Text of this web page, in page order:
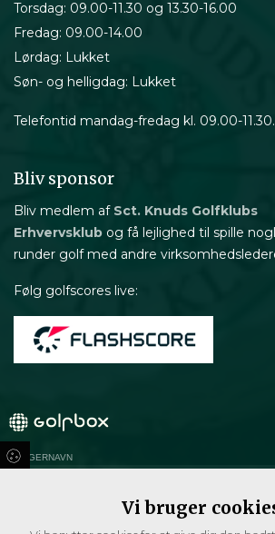
Torsdag: 09.00-11.30 og 13.30-16.00
Fredag: 09.00-14.00
Lørdag: Lukket
Søn- og helligdag: Lukket
Telefontid mandag-fredag kl. 09.00-11.30.
Bliv sponsor
Bliv medlem af Sct. Knuds Golfklubs
Erhvervsklub og få lejlighed til spille
runder golf med andre
Følg golfscores live:
BRUGERNAVN
Vi bruger